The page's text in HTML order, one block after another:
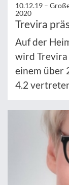
10.12.19 –
2020
Trevira
Auf der
wird
einem über
4.2